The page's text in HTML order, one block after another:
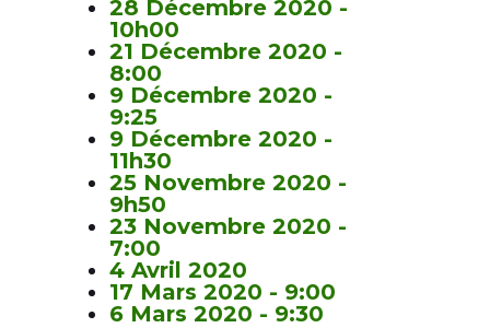
28 Décembre 2020 -
10h00
21 Décembre 2020 -
8:00
9 Décembre 2020 -
9:25
9 Décembre 2020 -
11h30
25 Novembre 2020 -
9h50
23 Novembre 2020 -
7:00
4 Avril 2020
17 Mars 2020 - 9:00
6 Mars 2020 - 9:30